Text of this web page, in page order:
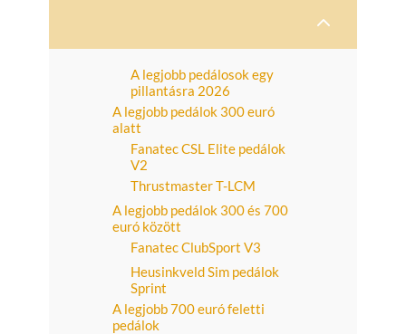
2
A legjobb pedálosok egy
pillantásra 2026
A legjobb pedálok 300 euró
alatt
Fanatec CSL Elite pedálok
V2
Thrustmaster T-LCM
A legjobb pedálok 300 és 700
euró között
Fanatec ClubSport V3
Heusinkveld Sim pedálok
Sprint
A legjobb 700 euró feletti
pedálok